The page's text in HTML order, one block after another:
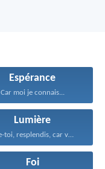
Espérance
Car moi je connais...
Lumière
Lève-toi, resplendis, car voici...
Foi